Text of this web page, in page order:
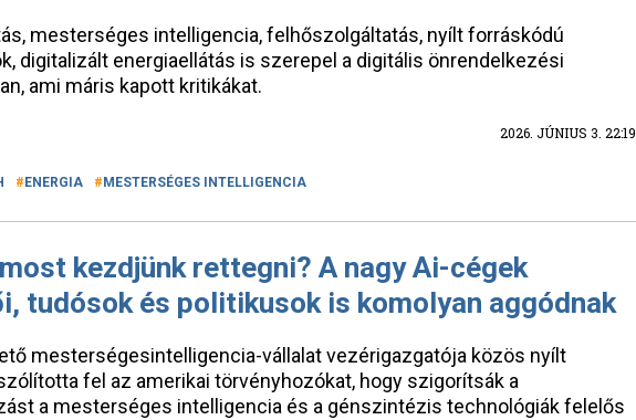
mesterséges intelligencia, felhőszolgáltatás, nyílt forráskódú
digitalizált energiaellátás is szerepel a digitális önrendelkezési
ami máris kapott kritikákat.
2026. JÚNIUS 3. 22:19
ENERGIA MESTERSÉGES INTELLIGENCIA
kezdjünk rettegni? A nagy Ai-cégek
tudósok és politikusok is komolyan aggódnak
mesterségesintelligencia-vállalat vezérigazgatója közös nyílt
fel az amerikai törvényhozókat, hogy szigorítsák a
a mesterséges intelligencia és a génszintézis technológiák felelős